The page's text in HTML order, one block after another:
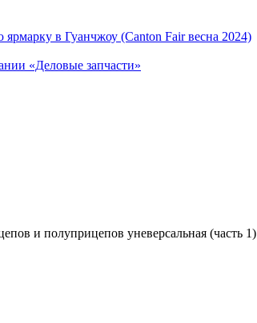
в Гуанчжоу (Canton Fair весна 2024)
«Деловые запчасти»
и полуприцепов уневерсальная (часть 1)